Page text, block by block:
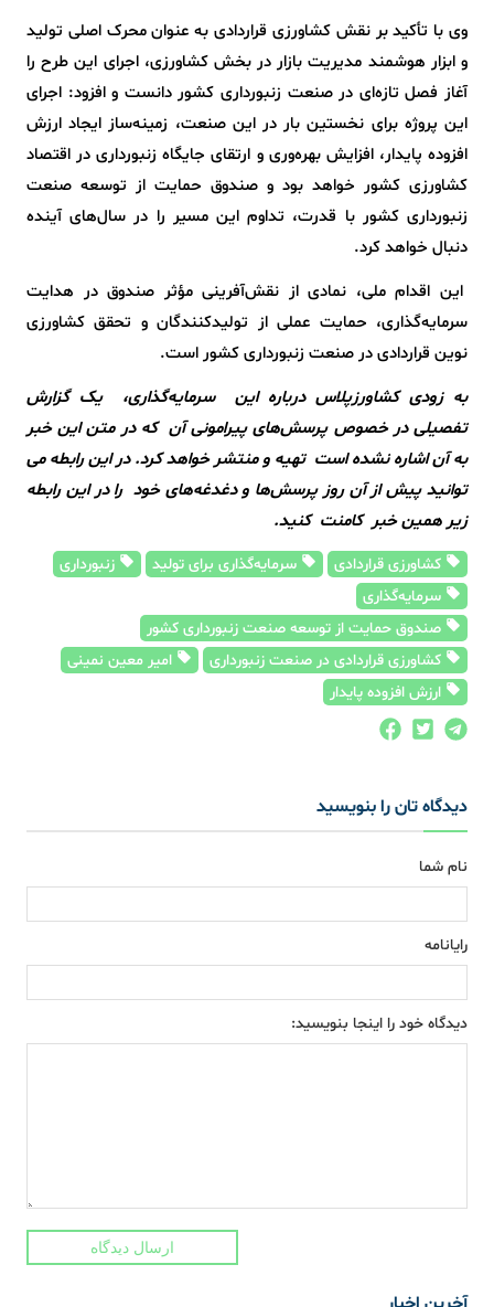
وی با تأکید بر نقش کشاورزی قراردادی به عنوان محرک اصلی تولید
و ابزار هوشمند مدیریت بازار در بخش کشاورزی، اجرای این طرح را
آغاز فصل تازه‌ای در صنعت زنبورداری کشور دانست و افزود: اجرای
این پروژه برای نخستین بار در این صنعت، زمینه‌ساز ایجاد ارزش
افزوده پایدار، افزایش بهره‌وری و ارتقای جایگاه زنبورداری در اقتصاد
کشاورزی کشور خواهد بود و صندوق حمایت از توسعه صنعت
زنبورداری کشور با قدرت، تداوم این مسیر را در سال‌های آینده
دنبال خواهد کرد.
این اقدام ملی، نمادی از نقش‌آفرینی مؤثر صندوق در هدایت
سرمایه‌گذاری، حمایت عملی از تولیدکنندگان و تحقق کشاورزی
نوین قراردادی در صنعت زنبورداری کشور است.
به زودی کشاورزپلاس درباره این سرمایه‌گذاری، یک گزارش
تفصیلی در خصوص پرسش‌های پیرامونی آن که در متن این خبر
به آن اشاره نشده است تهیه و منتشر خواهد کرد. در این رابطه می
توانید پیش از آن روز پرسش‌ها و دغدغه‌های خود را در این رابطه
زیر همین خبر کامنت کنید.
کشاورزی قراردادی سرمایه‌گذاری برای تولید
زنبورداری
سرمایه‌گذاری
صندوق حمایت از توسعه صنعت زنبورداری کشور
کشاورزی قراردادی در صنعت زنبورداری
امیر معین نمینی
ارزش افزوده پایدار
دیدگاه تان را بنویسید
نام شما
رایانامه
دیدگاه خود را اینجا بنویسید:
ارسال دیدگاه